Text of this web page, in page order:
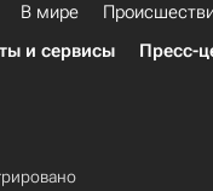
В мире
и сервисы Пресс-